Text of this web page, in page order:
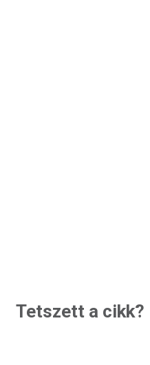
Tetszett a cikk?